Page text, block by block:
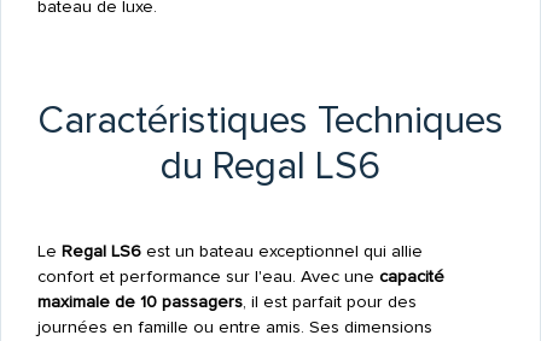
bateau de luxe.
Caractéristiques Techniques
du Regal LS6
Le Regal LS6est un bateau exceptionnel qui allie
confort et performance sur l'eau. Avec une capacité
maximale de 10 passagers, il est parfait pour des
journées en famille ou entre amis. Ses dimensions